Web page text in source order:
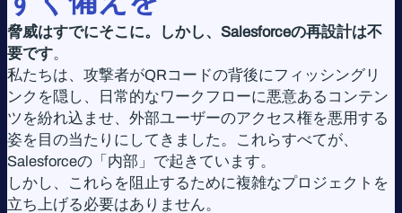
脅威はすでにそこに。しかし、Salesforceの再設計は不
要です。
私たちは、攻撃者がQRコードの背後にフィッシングリ
ンクを隠し、日常的なワークフローに悪意あるコンテン
ツを紛れ込ませ、外部ユーザーのアクセス権を悪用する
姿を目の当たりにしてきました。これらすべてが、
Salesforceの「内部」で起きています。
しかし、これらを阻止するために複雑なプロジェクトを
立ち上げる必要はありません。